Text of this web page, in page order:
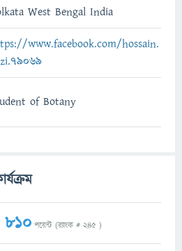
West Bengal India
www.facebook.com/hossain.
of Botany
810 পয়েন্ট (র‌্যাংক # 245 )